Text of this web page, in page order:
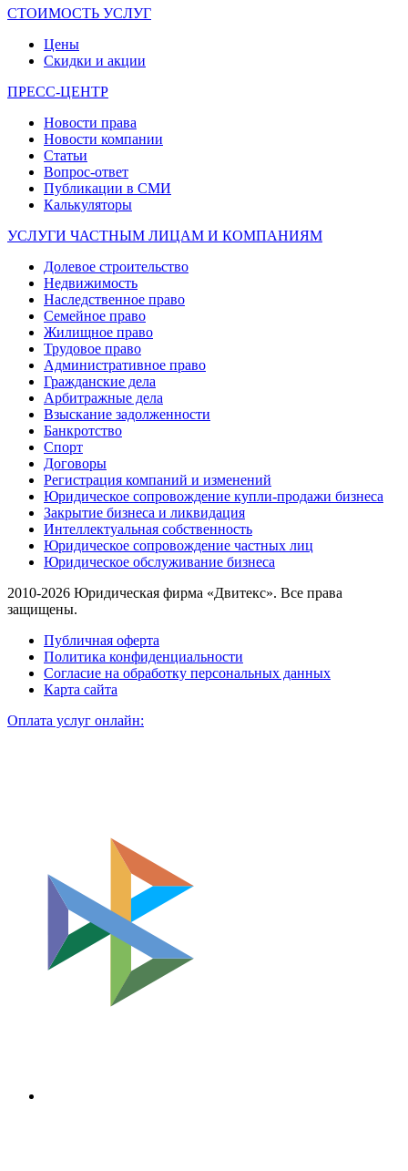
СТОИМОСТЬ УСЛУГ
Цены
Скидки и акции
ПРЕСС-ЦЕНТР
Новости права
Новости компании
Статьи
Вопрос-ответ
Публикации в СМИ
Калькуляторы
УСЛУГИ ЧАСТНЫМ ЛИЦАМ И КОМПАНИЯМ
Долевое строительство
Недвижимость
Наследственное право
Семейное право
Жилищное право
Трудовое право
Административное право
Гражданские дела
Арбитражные дела
Взыскание задолженности
Банкротство
Спорт
Договоры
Регистрация компаний и изменений
Юридическое сопровождение купли-продажи бизнеса
Закрытие бизнеса и ликвидация
Интеллектуальная собственность
Юридическое сопровождение частных лиц
Юридическое обслуживание бизнеса
2010-2026 Юридическая фирма «Двитекс». Все права
защищены.
Публичная оферта
Политика конфиденциальности
Согласие на обработку персональных данных
Карта сайта
Оплата услуг онлайн: